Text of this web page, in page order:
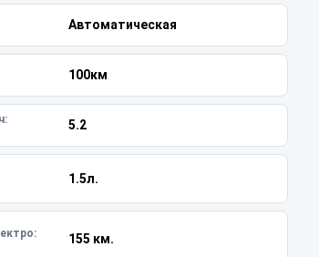
Автоматическая
100км
5.2
1.5л.
155 км.